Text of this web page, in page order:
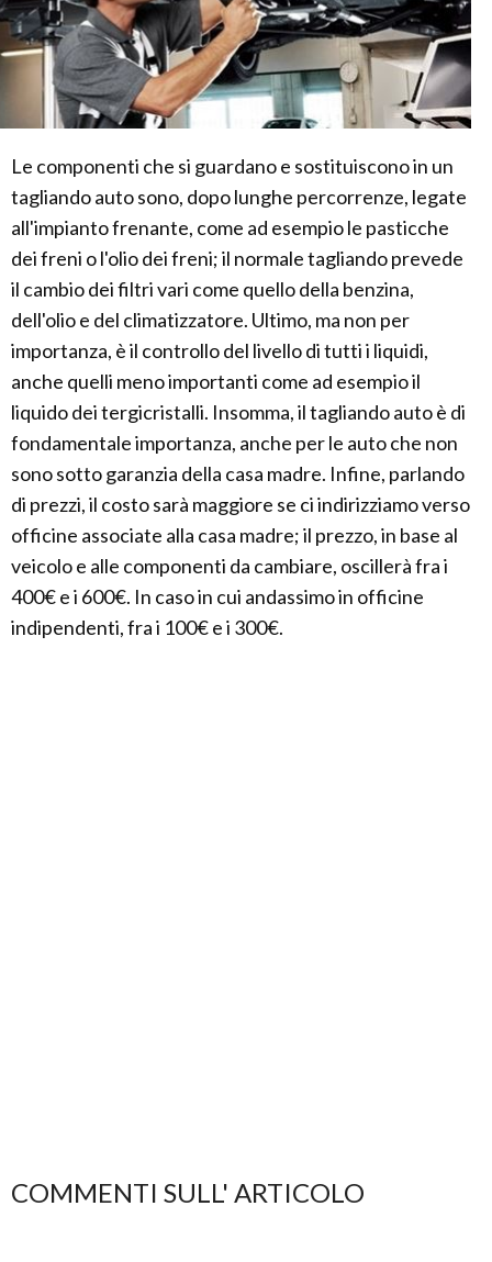
Le componenti che si guardano e sostituiscono in un
tagliando auto sono, dopo lunghe percorrenze, legate
all'impianto frenante, come ad esempio le pasticche
dei freni o l'olio dei freni; il normale tagliando prevede
il cambio dei filtri vari come quello della benzina,
dell'olio e del climatizzatore. Ultimo, ma non per
importanza, è il controllo del livello di tutti i liquidi,
anche quelli meno importanti come ad esempio il
liquido dei tergicristalli. Insomma, il tagliando auto è di
fondamentale importanza, anche per le auto che non
sono sotto garanzia della casa madre. Infine, parlando
di prezzi, il costo sarà maggiore se ci indirizziamo verso
officine associate alla casa madre; il prezzo, in base al
veicolo e alle componenti da cambiare, oscillerà fra i
400€ e i 600€. In caso in cui andassimo in officine
indipendenti, fra i 100€ e i 300€.
COMMENTI SULL' ARTICOLO